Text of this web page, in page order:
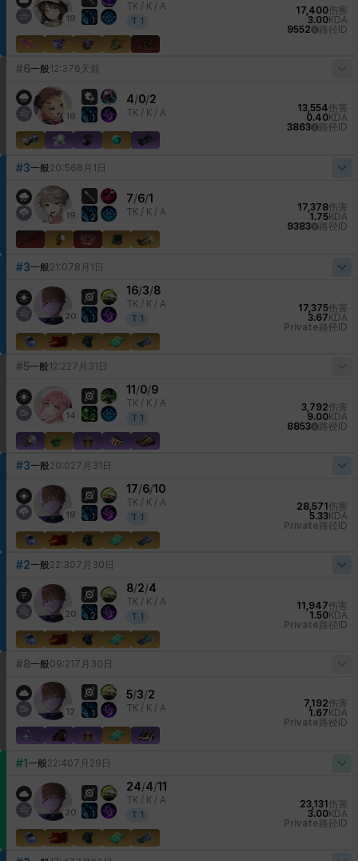
19 1
TK / K / A
T 1
17,400伤害
3.00KDA
9552
路径ID
#6一般12:376天前
16 1
4/0/2
TK / K / A 13,554伤害
0.40KDA
3863
路径ID
#3一般20:568月1日
19 2
7/6/1
TK / K / A 17,378伤害
1.75KDA
9383
路径ID
#3一般21:078月1日
20 1
16/3/8
TK / K / A
T 1
17,375伤害
3.67 KDA
Private 路径ID
#5一般12:227月31日
14 2
11 /0/9
TK / K / A
T 1
3,792伤害
9.00KDA
8853
路径ID
#3一般20:027月31日
19 1
17/6/10
TK / K / A
T 1
28,571 伤害
5.33KDA
Private 路径ID
#2一般22:307月30日
20 2
8/2/4
TK / K / A
T 1
11,947伤害
1.50KDA
Private 路径ID
#8一般09:21 7月30日
12 1
5/3/2
TK / K / A 7,192伤害
1.67 KDA
Private 路径ID
#1 一般22:407月29日
20 1
24/4/11
TK / K / A
T 1
23,131 伤害
3.00KDA
Private 路径ID